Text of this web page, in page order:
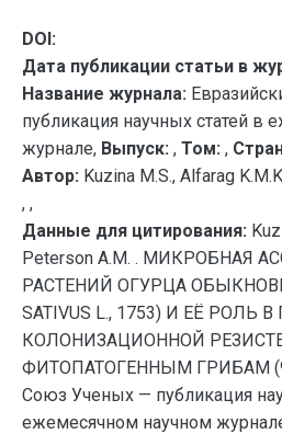
DOI:
Дата публикации статьи в
Название журнала:
публикация научных статей в
журнале, Выпуск: , Том: ,
Автор: Kuzina M.S., Alfarag
, ,
Данные для цитирования:
Peterson A.M. . МИКРОБНАЯ
РАСТЕНИЙ ОГУРЦА
SATIVUS L., 1753) И ЕЁ
КОЛОНИЗАЦИОННОЙ
ФИТОПАТОГЕННЫМ ГРИБАМ
Союз Ученых — публикация
ежемесячном научном